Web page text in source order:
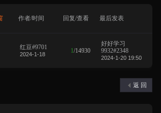
作者/时间 回复/查看 最后发表
红豆#9701
2024-1-18 1/14930
好好学习
9932#2348
2024-1-20 19:50
返 回